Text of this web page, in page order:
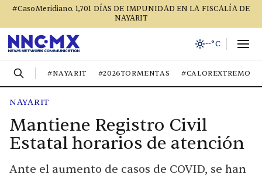
#CasoMeridiano. 1,701 DÍAS DE IMPUNIDAD EN LA FISCALÍA DE
NAYARIT
--°C
#NAYARIT #2026TORMENTAS #CALOREXTREMO
NAYARIT
Mantiene Registro Civil
Estatal horarios de atención
Ante el aumento de casos de COVID, se han